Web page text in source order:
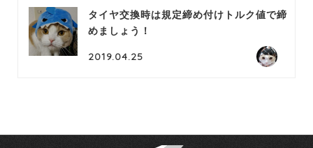
タイヤ交換時は規定締め付けトルク値で締
めましょう！
2019.04.25